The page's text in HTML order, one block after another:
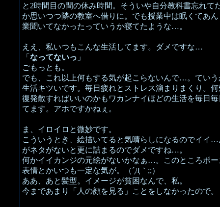
と2時間目の間の休み時間。そういや自分教科書忘れて
か思いつつ隣の教室へ借りに。でも授業中は眠くてあ
業聞いてなかったっていうか寝てたような…。
ええ、私いつもこんな生活してます。ダメですな…
「 なってないっ 」
ごもっとも。
でも、これ以上何もする気が起こらないんで…。ていう
生活キツいです。毎日疲れとストレス溜まりまくり。
復発散すればいいのかもワカンナイほどの生活を毎日
てます。アホですかねぇ。
ま、イロイロと微妙です。
こういうとき、絵描いてると気晴らしになるのでイイ
がネタがないと更に詰まるのでダメですね…。
何かイイカンジの元絵がないかなぁ…。このところポー
表情とかいつも一定な気が。（´Д｀;;）
ああ、あと髪型。イメージが貧困なんで、私。
今まであまり「人の顔を見る」ことをしなかったので。